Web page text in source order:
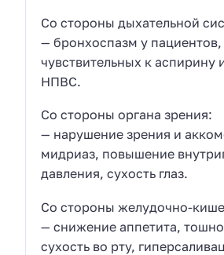
Со стороны дыхательной
— бронхоспазм у пациентов,
чувствительных к аспирину
НПВС.
Со стороны органа зрения:
— нарушение зрения и
мидриаз, повышение
давления, сухость глаз.
Со стороны желудочно-
— снижение аппетита,
сухость во рту,